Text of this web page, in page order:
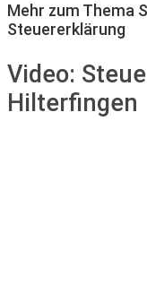
Mehr zum Thema
Steuererklärung
Video:
Hilterfingen